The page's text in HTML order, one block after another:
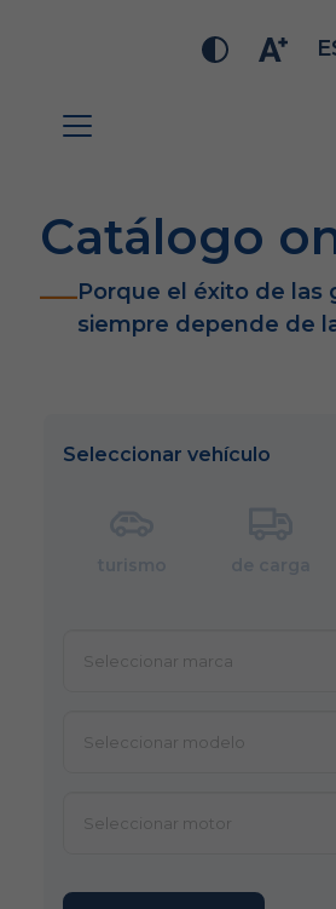
Catálogo
Porque el éxito de las
siempre depende de
Seleccionar vehículo